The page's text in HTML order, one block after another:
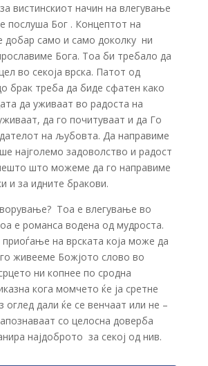
вистинскиот начин на влегување
послуша Бог . Концептот на
добар само и само доколку ни
Бога. Тоа би требало да
во секоја врска. Патот од
брак треба да биде сфатен како
да уживаат во радоста на
да го почитуваат и да Го
на љубовта. Да направиме
најголемо задоволство и радост
што можеме да го направиме
и за идните бракови.
Тоа е влегување во
е романса водена од мудроста.
на врската која може да
живееме Божјото слово во
ни копнее по сродна
кога момчето ќе ја сретне
оглед дали ќе се венчаат или не –
со целосна доверба
најдоброто за секој од нив.